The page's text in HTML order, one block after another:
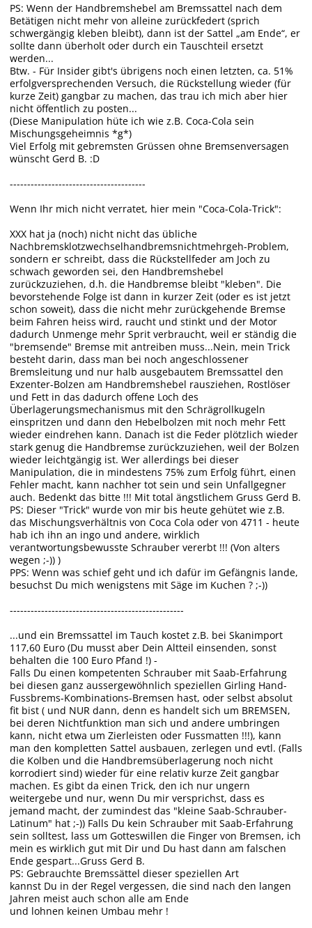
PS: Wenn der Handbremshebel am Bremssattel nach dem
Betätigen nicht mehr von alleine zurückfedert (sprich
schwergängig kleben bleibt), dann ist der Sattel „am Ende“, er
sollte dann überholt oder durch ein Tauschteil ersetzt
werden...
Btw. - Für Insider gibt's übrigens noch einen letzten, ca. 51%
erfolgversprechenden Versuch, die Rückstellung wieder (für
kurze Zeit) gangbar zu machen, das trau ich mich aber hier
nicht öffentlich zu posten...
(Diese Manipulation hüte ich wie z.B. Coca-Cola sein
Mischungsgeheimnis *g*)
Viel Erfolg mit gebremsten Grüssen ohne Bremsenversagen
wünscht Gerd B. :D
---------------------------------------
Wenn Ihr mich nicht verratet, hier mein "Coca-Cola-Trick":
XXX hat ja (noch) nicht nicht das übliche
Nachbremsklotzwechselhandbremsnichtmehrgeh-Problem,
sondern er schreibt, dass die Rückstellfeder am Joch zu
schwach geworden sei, den Handbremshebel
zurückzuziehen, d.h. die Handbremse bleibt "kleben". Die
bevorstehende Folge ist dann in kurzer Zeit (oder es ist jetzt
schon soweit), dass die nicht mehr zurückgehende Bremse
beim Fahren heiss wird, raucht und stinkt und der Motor
dadurch Unmenge mehr Sprit verbraucht, weil er ständig die
"bremsende" Bremse mit antreiben muss...Nein, mein Trick
besteht darin, dass man bei noch angeschlossener
Bremsleitung und nur halb ausgebautem Bremssattel den
Exzenter-Bolzen am Handbremshebel rausziehen, Rostlöser
und Fett in das dadurch offene Loch des
Überlagerungsmechanismus mit den Schrägrollkugeln
einspritzen und dann den Hebelbolzen mit noch mehr Fett
wieder eindrehen kann. Danach ist die Feder plötzlich wieder
stark genug die Handbremse zurückzuziehen, weil der Bolzen
wieder leichtgängig ist. Wer allerdings bei dieser
Manipulation, die in mindestens 75% zum Erfolg führt, einen
Fehler macht, kann nachher tot sein und sein Unfallgegner
auch. Bedenkt das bitte !!! Mit total ängstlichem Gruss Gerd B.
PS: Dieser "Trick" wurde von mir bis heute gehütet wie z.B.
das Mischungsverhältnis von Coca Cola oder von 4711 - heute
hab ich ihn an ingo und andere, wirklich
verantwortungsbewusste Schrauber vererbt !!! (Von alters
wegen ;-)) )
PPS: Wenn was schief geht und ich dafür im Gefängnis lande,
besuchst Du mich wenigstens mit Säge im Kuchen ? ;-))
--------------------------------------------------
...und ein Bremssattel im Tauch kostet z.B. bei Skanimport
117,60 Euro (Du musst aber Dein Altteil einsenden, sonst
behalten die 100 Euro Pfand !) -
Falls Du einen kompetenten Schrauber mit Saab-Erfahrung
bei diesen ganz aussergewöhnlich speziellen Girling Hand-
Fussbrems-Kombinations-Bremsen hast, oder selbst absolut
fit bist ( und NUR dann, denn es handelt sich um BREMSEN,
bei deren Nichtfunktion man sich und andere umbringen
kann, nicht etwa um Zierleisten oder Fussmatten !!!), kann
man den kompletten Sattel ausbauen, zerlegen und evtl. (Falls
die Kolben und die Handbremsüberlagerung noch nicht
korrodiert sind) wieder für eine relativ kurze Zeit gangbar
machen. Es gibt da einen Trick, den ich nur ungern
weitergebe und nur, wenn Du mir versprichst, dass es
jemand macht, der zumindest das "kleine Saab-Schrauber-
Latinum" hat ;-)) Falls Du kein Schrauber mit Saab-Erfahrung
sein solltest, lass um Gotteswillen die Finger von Bremsen, ich
mein es wirklich gut mit Dir und Du hast dann am falschen
Ende gespart...Gruss Gerd B.
PS: Gebrauchte Bremssättel dieser speziellen Art
kannst Du in der Regel vergessen, die sind nach den langen
Jahren meist auch schon alle am Ende
und lohnen keinen Umbau mehr !